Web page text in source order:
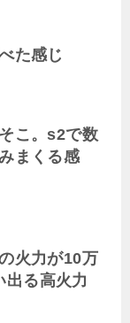
た感じ
こ。s2で数
まくる感
火力が10万
出る高火力